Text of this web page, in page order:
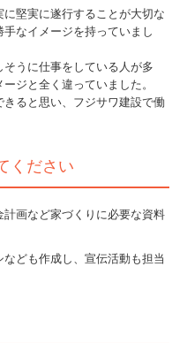
堅実に遂行することが大切な
なイメージを持っていまし
うに仕事をしている人が多
ジと全く違っていました。
ると思い、フジサワ建設で働
ください
画など家づくりに必要な資料
ども作成し、宣伝活動も担当